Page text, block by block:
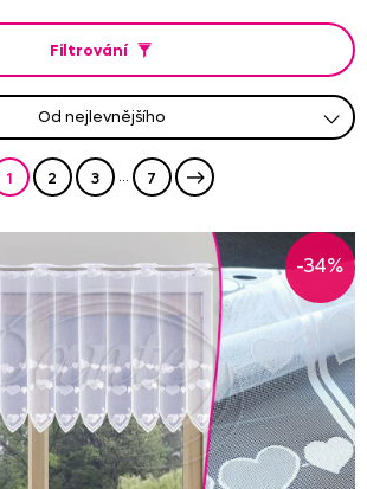
od nejlevnějšího
Filtrování
1 2 3 ... 7
-34%